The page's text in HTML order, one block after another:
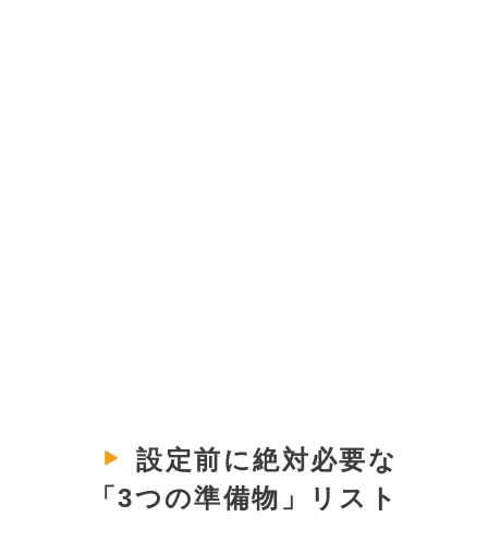
設定前に絶対必要な
「3つの準備物」リスト